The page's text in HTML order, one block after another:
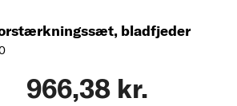
bladfjeder
966,38 kr.